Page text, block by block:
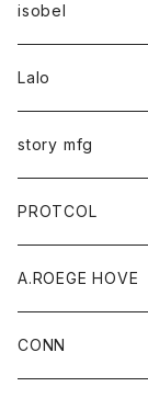
isobel
Lalo
story mfg
PROTCOL
A.ROEGE HOVE
CONN
CONN